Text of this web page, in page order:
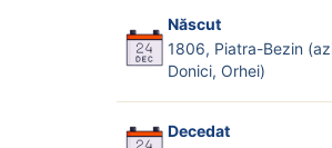
Născut
1806, Piatra-Bezin
Donici, Orhei)
Decedat